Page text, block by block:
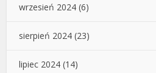
wrzesień 2024 (6)
sierpień 2024 (23)
lipiec 2024 (14)